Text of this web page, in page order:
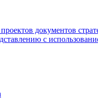
документов
с